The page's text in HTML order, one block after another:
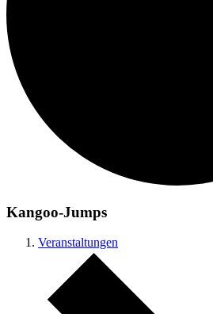
Kangoo-Jumps
Veranstaltungen